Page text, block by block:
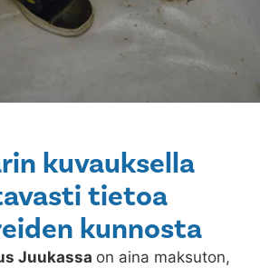
kuvauksella
tietoa
kunnosta
Juukassa on aina maksuton,